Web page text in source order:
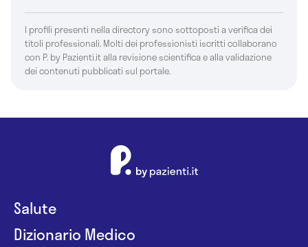
I profili presenti nella directory sono sottoposti a verifica dei
titoli professionali. Molti dei professionisti iscritti collaborano
con P. by Pazienti.it alla revisione scientifica e alla validazione
dei contenuti pubblicati sul portale.
Salute
Dizionario Medico